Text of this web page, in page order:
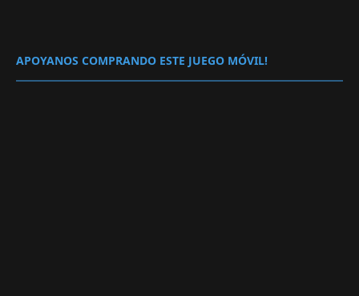
APOYANOS COMPRANDO ESTE JUEGO MÓVIL!